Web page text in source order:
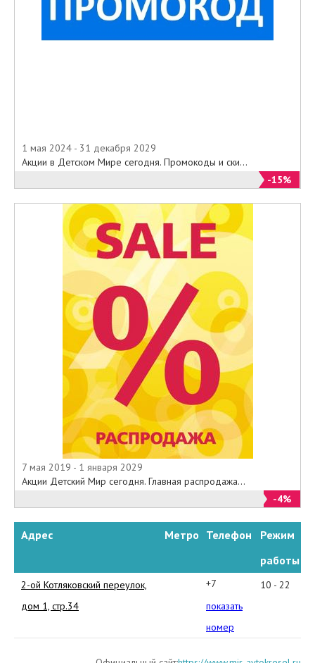
1 мая 2024 - 31 декабря 2029
Акции в Детском Мире сегодня. Промокоды и ски...
-15%
7 мая 2019 - 1 января 2029
Акции Детский Мир сегодня. Главная распродажа...
-4%
Адрес Метро Телефон
Режим
работы
2-ой Котляковский переулок,
дом 1, стр.34
+7
(495)
668-
показать
номер
10 - 22